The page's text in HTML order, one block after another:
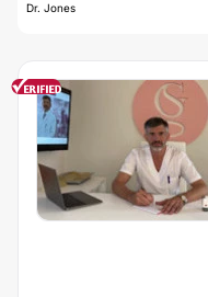
Dr. Jones